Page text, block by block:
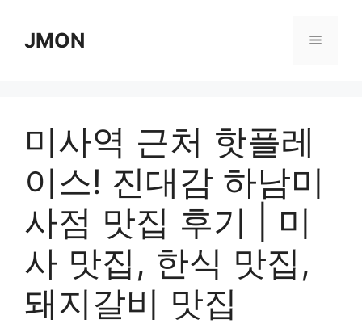
contentJMON Menu
미사역 근처 핫플레
이스! 진대감 하남미
사점 맛집 후기 | 미
사 맛집, 한식 맛집,
돼지갈비 맛집